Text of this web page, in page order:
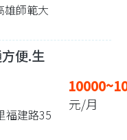
師範大
便.生
福建路35
元/月